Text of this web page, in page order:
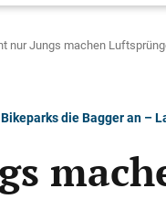
nur Jungs machen
die Bagger an –